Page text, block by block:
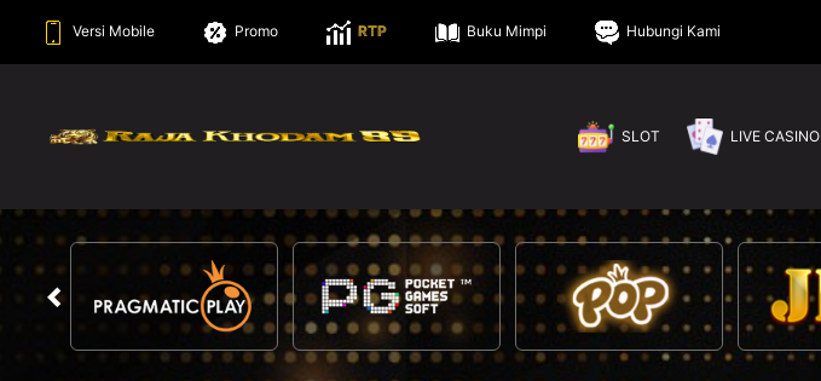
Versi Mobile Promo RTP Buku Mimpi Hubungi Kami
SLOT LIVE CASINO